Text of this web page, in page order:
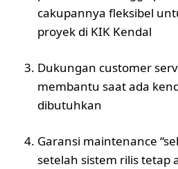
cakupannya fleksibel
proyek di KIK Kendal
Dukungan customer
membantu saat ada
dibutuhkan
Garansi maintenance
setelah sistem rilis tetap